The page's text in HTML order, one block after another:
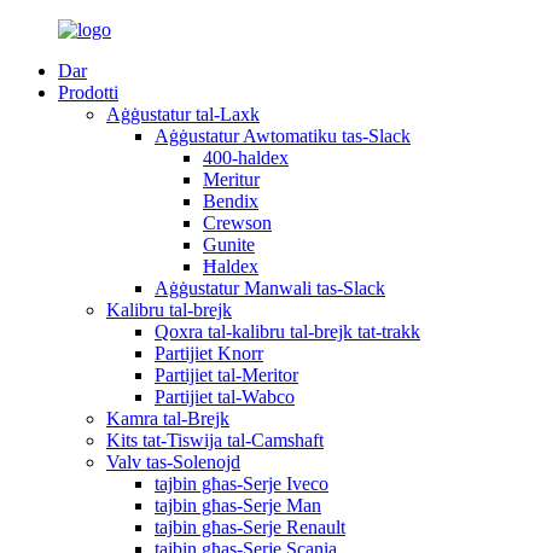
Dar
Prodotti
Aġġustatur tal-Laxk
Aġġustatur Awtomatiku tas-Slack
400-haldex
Meritur
Bendix
Crewson
Gunite
Ħaldex
Aġġustatur Manwali tas-Slack
Kalibru tal-brejk
Qoxra tal-kalibru tal-brejk tat-trakk
Partijiet Knorr
Partijiet tal-Meritor
Partijiet tal-Wabco
Kamra tal-Brejk
Kits tat-Tiswija tal-Camshaft
Valv tas-Solenojd
tajbin għas-Serje Iveco
tajbin għas-Serje Man
tajbin għas-Serje Renault
tajbin għas-Serje Scania